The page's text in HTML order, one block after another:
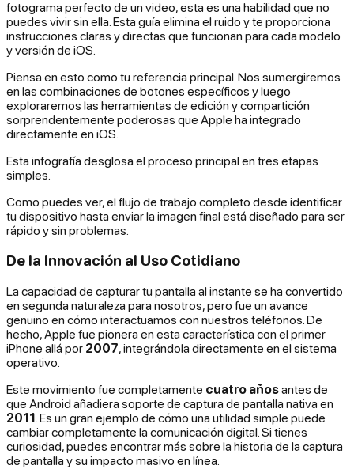
fotograma perfecto de un video, esta es una habilidad que no
puedes vivir sin ella. Esta guía elimina el ruido y te proporciona
instrucciones claras y directas que funcionan para cada modelo
y versión de iOS.
Piensa en esto como tu referencia principal. Nos sumergiremos
en las combinaciones de botones específicos y luego
exploraremos las herramientas de edición y compartición
sorprendentemente poderosas que Apple ha integrado
directamente en iOS.
Esta infografía desglosa el proceso principal en tres etapas
simples.
Como puedes ver, el flujo de trabajo completo desde identificar
tu dispositivo hasta enviar la imagen final está diseñado para ser
rápido y sin problemas.
De la Innovación al Uso Cotidiano
La capacidad de capturar tu pantalla al instante se ha convertido
en segunda naturaleza para nosotros, pero fue un avance
genuino en cómo interactuamos con nuestros teléfonos. De
hecho, Apple fue pionera en esta característica con el primer
iPhone allá por 2007, integrándola directamente en el sistema
operativo.
Este movimiento fue completamente cuatro añosantes de
que Android añadiera soporte de captura de pantalla nativa en
2011 . Es un gran ejemplo de cómo una utilidad simple puede
cambiar completamente la comunicación digital. Si tienes
curiosidad, puedes encontrar más sobre la historia de la captura
de pantalla y su impacto masivo en línea.